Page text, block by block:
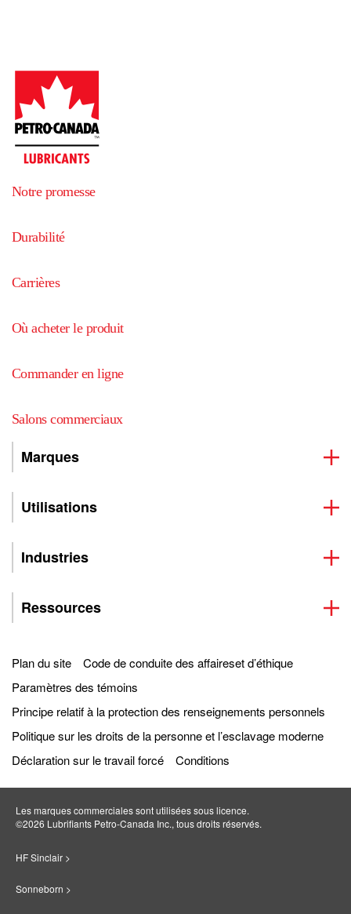
Notre promesse
Durabilité
Carrières
Où acheter le produit
Commander en ligne
Salons commerciaux
Marques
Utilisations
Industries
Ressources
Plan du site
Code de conduite des affaireset d’éthique
Paramètres des témoins
Principe relatif à la protection des renseignements personnels
Politique sur les droits de la personne et l’esclavage moderne
Déclaration sur le travail forcé
Conditions
Les marques commerciales sont utilisées sous licence.
©2026 Lubrifiants Petro‐Canada Inc., tous droits réservés.
HF Sinclair >
Sonneborn >